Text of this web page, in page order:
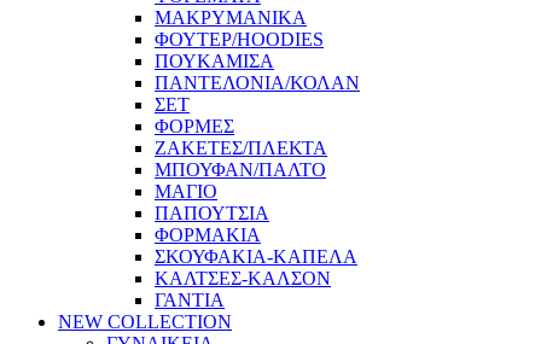
ΜΑΚΡΥΜΑΝΙΚΑ
ΦΟΥΤΕΡ/HOODIES
ΠΟΥΚΑΜΙΣΑ
ΠΑΝΤΕΛΟΝΙΑ/ΚΟΛΑΝ
ΣΕΤ
ΦΟΡΜΕΣ
ΖΑΚΕΤΕΣ/ΠΛΕΚΤΑ
ΜΠΟΥΦΑΝ/ΠΑΛΤΟ
ΜΑΓΙΟ
ΠΑΠΟΥΤΣΙΑ
ΦΟΡΜΑΚΙΑ
ΣΚΟΥΦΑΚΙΑ-ΚΑΠΕΛΑ
ΚΑΛΤΣΕΣ-ΚΑΛΣΟΝ
ΓΑΝΤΙΑ
NEW COLLECTION